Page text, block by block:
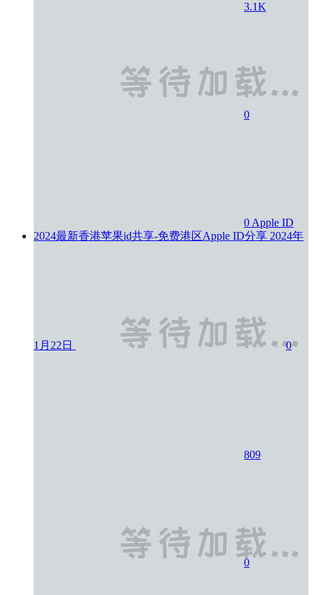
3.1K
0
0 Apple ID
2024最新香港苹果id共享-免费港区Apple ID分享 2024年
1月22日 0
809
0